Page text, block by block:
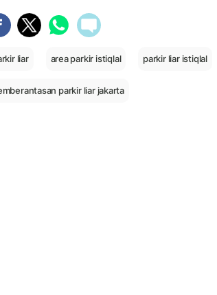
liar area parkir istiqlal parkir liar istiqlal
parkir liar jakarta